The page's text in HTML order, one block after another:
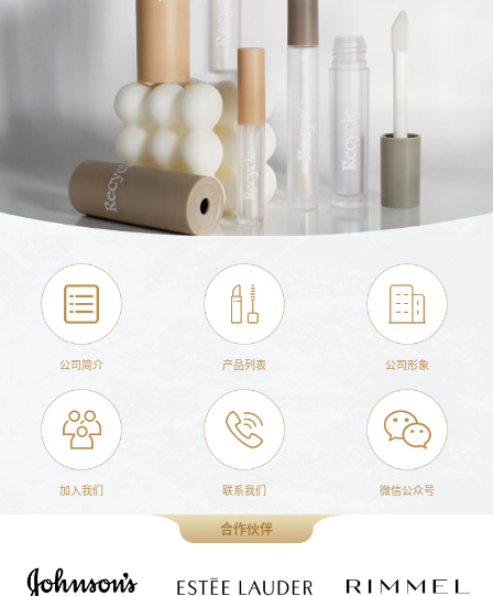
公司简介 产品列表 公司形象
加入我们 联系我们 微信公众号
合作伙伴